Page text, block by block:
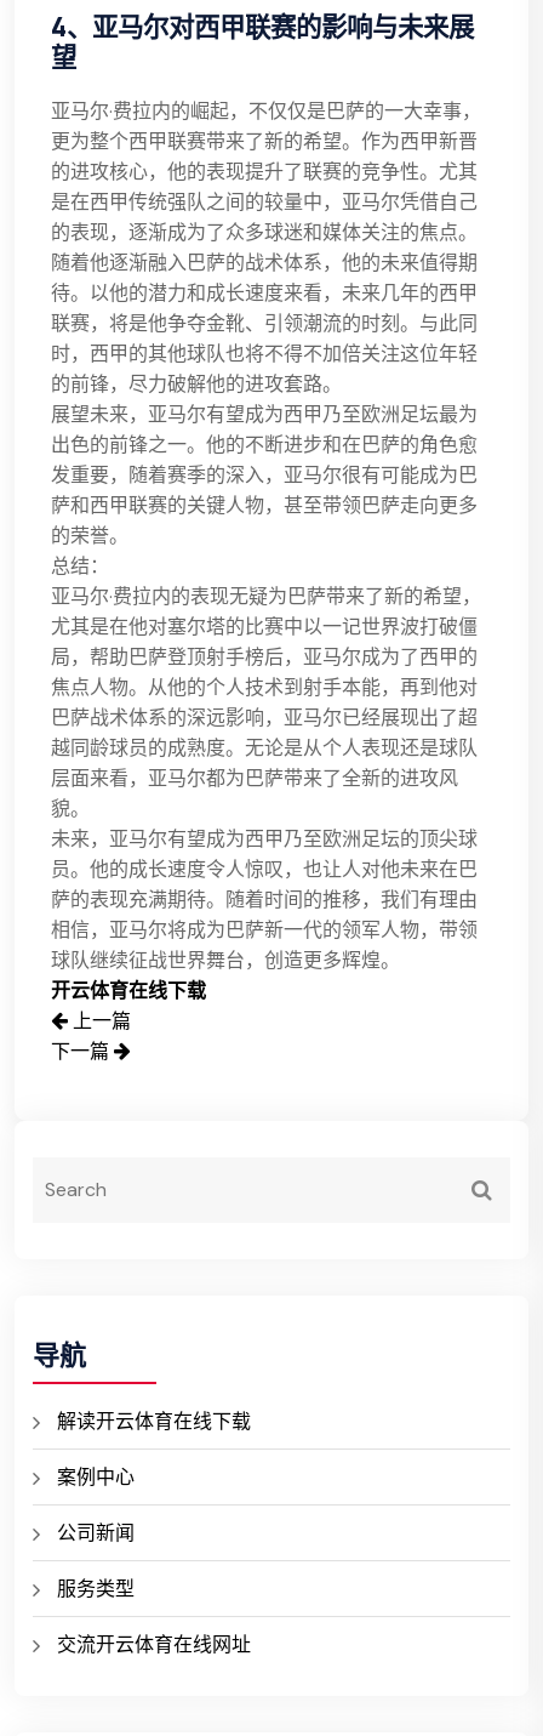
4、亚马尔对西甲联赛的影响与未来展
望
亚马尔·费拉内的崛起，不仅仅是巴萨的一大幸事，
更为整个西甲联赛带来了新的希望。作为西甲新晋
的进攻核心，他的表现提升了联赛的竞争性。尤其
是在西甲传统强队之间的较量中，亚马尔凭借自己
的表现，逐渐成为了众多球迷和媒体关注的焦点。
随着他逐渐融入巴萨的战术体系，他的未来值得期
待。以他的潜力和成长速度来看，未来几年的西甲
联赛，将是他争夺金靴、引领潮流的时刻。与此同
时，西甲的其他球队也将不得不加倍关注这位年轻
的前锋，尽力破解他的进攻套路。
展望未来，亚马尔有望成为西甲乃至欧洲足坛最为
出色的前锋之一。他的不断进步和在巴萨的角色愈
发重要，随着赛季的深入，亚马尔很有可能成为巴
萨和西甲联赛的关键人物，甚至带领巴萨走向更多
的荣誉。
总结：
亚马尔·费拉内的表现无疑为巴萨带来了新的希望，
尤其是在他对塞尔塔的比赛中以一记世界波打破僵
局，帮助巴萨登顶射手榜后，亚马尔成为了西甲的
焦点人物。从他的个人技术到射手本能，再到他对
巴萨战术体系的深远影响，亚马尔已经展现出了超
越同龄球员的成熟度。无论是从个人表现还是球队
层面来看，亚马尔都为巴萨带来了全新的进攻风
貌。
未来，亚马尔有望成为西甲乃至欧洲足坛的顶尖球
员。他的成长速度令人惊叹，也让人对他未来在巴
萨的表现充满期待。随着时间的推移，我们有理由
相信，亚马尔将成为巴萨新一代的领军人物，带领
球队继续征战世界舞台，创造更多辉煌。
开云体育在线下载
上一篇
下一篇
导航
解读开云体育在线下载
案例中心
公司新闻
服务类型
交流开云体育在线网址